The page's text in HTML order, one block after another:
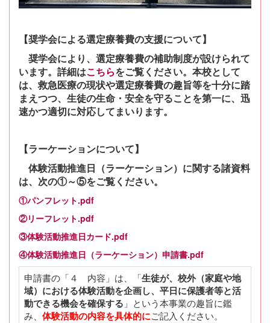
【奨学会による選定療養費の支援について】
奨学会により、選定療養費の補助制度が設けられて
います。詳細はこちらをご覧ください。本校として
は、救急医療の現状や選定療養費の趣旨等を十分に踏
まえつつ、生徒の生命・安全を守ることを第一に、迅
速かつ適切に対応してまいります。
【ラーケーションについて】
体験活動推進日（ラーケーション）に関する諸資料
は、次の①～⑤をご覧ください。
①パンフレット.pdf
②リーフレット.pdf
③体験活動推進日カード.pdf
④体験活動推進日（ラーケーション）申請書.pdf
申請書の「４ 内容」は、「生徒が、校外（家庭や地
域）における体験活動を企画し、平日に保護者等と活
動できる機会を確保する 」という本事業の趣旨に鑑
み、 体験活動の内容を具体的にご記入ください。